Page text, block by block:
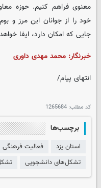
معنوی فراهم کنیم. حوزه
خود را از جوانان این مرز و
جایی که امکان دارد، ایفا
خبرنگار: محمد مهدی داوری
انتهای پیام/
کد مطلب: 1265684
برچسب‌ها
استان یزد فعالیت فرهنگی
تشکل‌های دانشجویی